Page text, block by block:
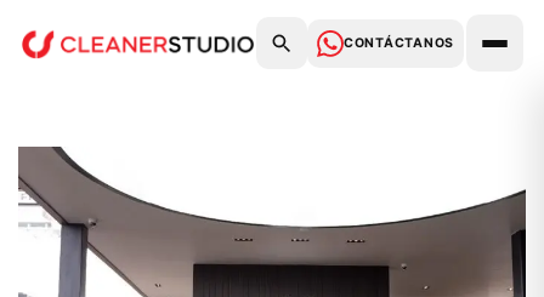
CONTÁCTANOS